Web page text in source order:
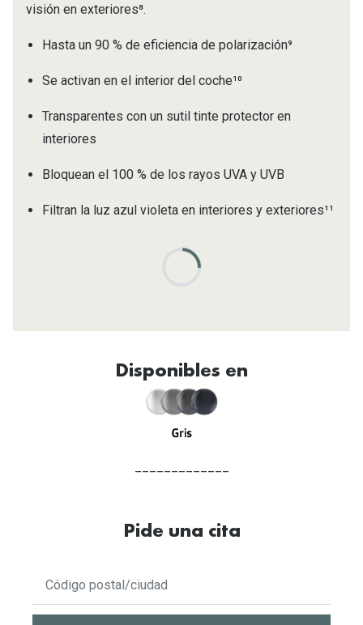
visión en exteriores⁸.​
Hasta un 90 % de eficiencia de polarización⁹
Se activan en el interior del coche¹⁰
Transparentes con un sutil tinte protector en
interiores
Bloquean el 100 % de los rayos UVA y UVB
Filtran la luz azul violeta en interiores y exteriores¹¹
Disponibles en
Pide una cita
han